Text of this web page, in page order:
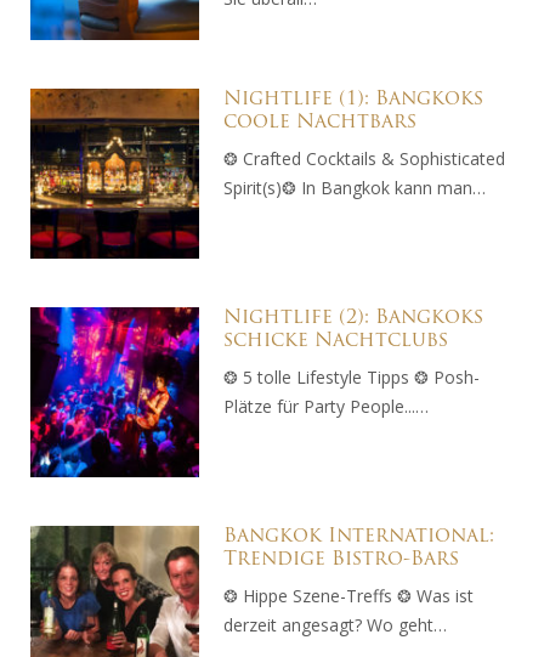
Nightlife (1): Bangkoks
coole Nachtbars
❂ Crafted Cocktails & Sophisticated
Spirit(s)❂ In Bangkok kann man…
Nightlife (2): Bangkoks
schicke Nachtclubs
❂ 5 tolle Lifestyle Tipps ❂ Posh-
Plätze für Party People...…
Bangkok International:
Trendige Bistro-Bars
❂ Hippe Szene-Treffs ❂ Was ist
derzeit angesagt? Wo geht…